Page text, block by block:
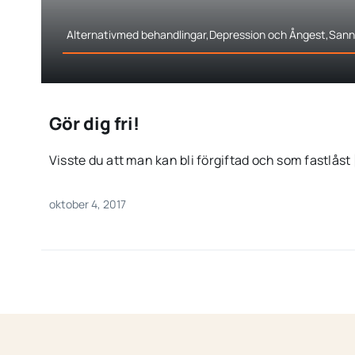
Alternativmed behandlingar,Depression och
Gör dig fri!
Visste du att man kan bli förgiftad och som fastlåst
oktober 4, 2017